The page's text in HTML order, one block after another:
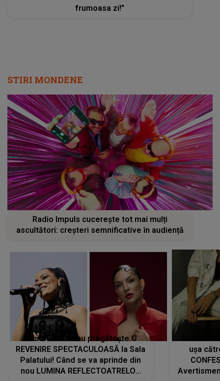
frumoasa zi!"
STIRI MONDENE
Radio Impuls cucerește tot mai mulți
ascultători: creșteri semnificative în audiență
Tania Turtureanu pregătește O
REVENIRE SPECTACULOASĂ la Sala
Palatului! Când se va aprinde din
nou LUMINA REFLECTOATRELOR
ușa